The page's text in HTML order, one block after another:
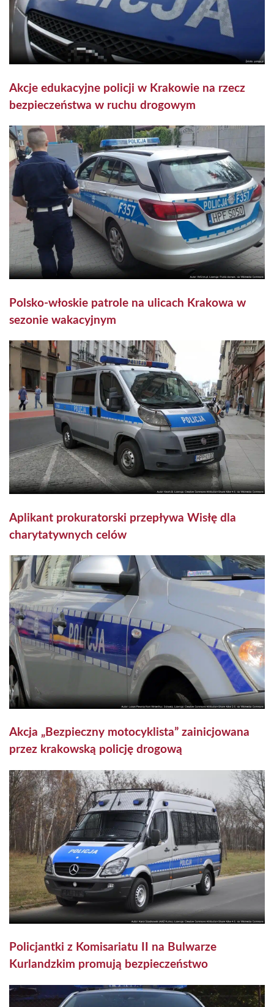
Akcje edukacyjne policji w Krakowie na rzecz
bezpieczeństwa w ruchu drogowym
Polsko-włoskie patrole na ulicach Krakowa w
sezonie wakacyjnym
Aplikant prokuratorski przepływa Wisłę dla
charytatywnych celów
Akcja „Bezpieczny motocyklista” zainicjowana
przez krakowską policję drogową
Policjantki z Komisariatu II na Bulwarze
Kurlandzkim promują bezpieczeństwo